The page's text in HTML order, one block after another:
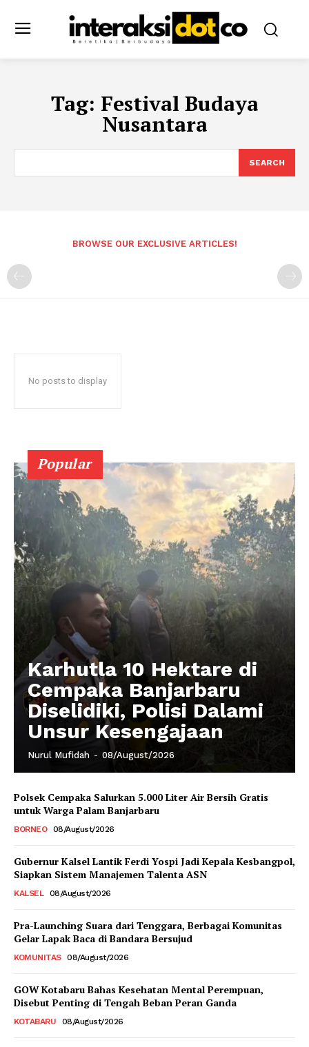
Tag: Festival Budaya
Nusantara
SEARCH
BROWSE OUR EXCLUSIVE ARTICLES!
No posts to display
Popular
Karhutla 10 Hektare di
Cempaka Banjarbaru
Diselidiki, Polisi Dalami
Unsur Kesengajaan
Nurul Mufidah - 08/August/2026
Polsek Cempaka Salurkan 5.000 Liter Air Bersih Gratis
untuk Warga Palam Banjarbaru
BORNEO 08/August/2026
Gubernur Kalsel Lantik Ferdi Yospi Jadi Kepala Kesbangpol,
Siapkan Sistem Manajemen Talenta ASN
KALSEL 08/August/2026
Pra-Launching Suara dari Tenggara, Berbagai Komunitas
Gelar Lapak Baca di Bandara Bersujud
KOMUNITAS 08/August/2026
GOW Kotabaru Bahas Kesehatan Mental Perempuan,
Disebut Penting di Tengah Beban Peran Ganda
KOTABARU 08/August/2026